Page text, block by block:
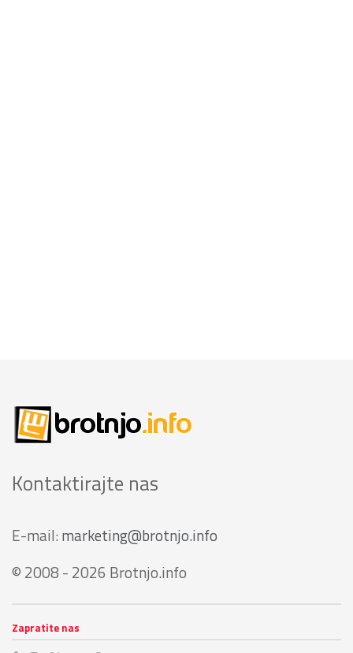
Kontaktirajte nas
E-mail: marketing@brotnjo.info
© 2008 - 2026 Brotnjo.info
Zapratite nas